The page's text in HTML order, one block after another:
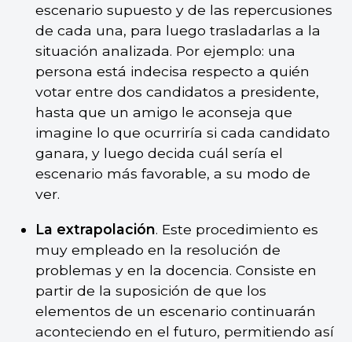
escenario supuesto y de las repercusiones
de cada una, para luego trasladarlas a la
situación analizada. Por ejemplo: una
persona está indecisa respecto a quién
votar entre dos candidatos a presidente,
hasta que un amigo le aconseja que
imagine lo que ocurriría si cada candidato
ganara, y luego decida cuál sería el
escenario más favorable, a su modo de
ver.
La extrapolación. Este procedimiento es
muy empleado en la resolución de
problemas y en la docencia. Consiste en
partir de la suposición de que los
elementos de un escenario continuarán
aconteciendo en el futuro, permitiendo así